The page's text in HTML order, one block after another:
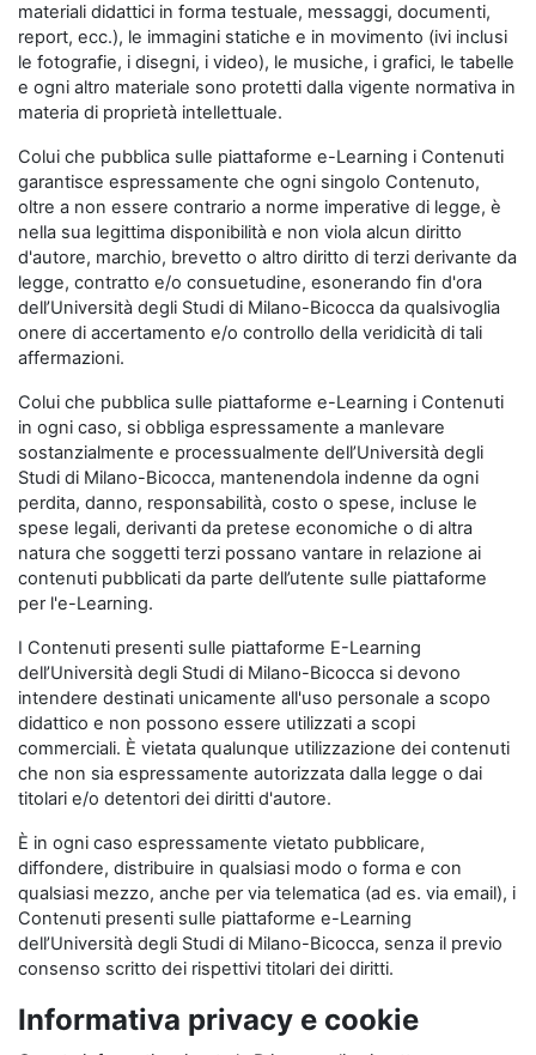
materiali didattici in forma testuale, messaggi, documenti,
report, ecc.), le immagini statiche e in movimento (ivi inclusi
le fotografie, i disegni, i video), le musiche, i grafici, le tabelle
e ogni altro materiale sono protetti dalla vigente normativa in
materia di proprietà intellettuale.
Colui che pubblica sulle piattaforme e-Learning i Contenuti
garantisce espressamente che ogni singolo Contenuto,
oltre a non essere contrario a norme imperative di legge, è
nella sua legittima disponibilità e non viola alcun diritto
d'autore, marchio, brevetto o altro diritto di terzi derivante da
legge, contratto e/o consuetudine, esonerando fin d'ora
dell’Università degli Studi di Milano-Bicocca da qualsivoglia
onere di accertamento e/o controllo della veridicità di tali
affermazioni.
Colui che pubblica sulle piattaforme e-Learning i Contenuti
in ogni caso, si obbliga espressamente a manlevare
sostanzialmente e processualmente dell’Università degli
Studi di Milano-Bicocca, mantenendola indenne da ogni
perdita, danno, responsabilità, costo o spese, incluse le
spese legali, derivanti da pretese economiche o di altra
natura che soggetti terzi possano vantare in relazione ai
contenuti pubblicati da parte dell’utente sulle piattaforme
per l'e-Learning.
I Contenuti presenti sulle piattaforme E-Learning
dell’Università degli Studi di Milano-Bicocca si devono
intendere destinati unicamente all'uso personale a scopo
didattico e non possono essere utilizzati a scopi
commerciali. È vietata qualunque utilizzazione dei contenuti
che non sia espressamente autorizzata dalla legge o dai
titolari e/o detentori dei diritti d'autore.
È in ogni caso espressamente vietato pubblicare,
diffondere, distribuire in qualsiasi modo o forma e con
qualsiasi mezzo, anche per via telematica (ad es. via email), i
Contenuti presenti sulle piattaforme e-Learning
dell’Università degli Studi di Milano-Bicocca, senza il previo
consenso scritto dei rispettivi titolari dei diritti.
Informativa privacy e cookie